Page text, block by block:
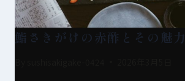
鮨さきがけの赤酢とその魅力